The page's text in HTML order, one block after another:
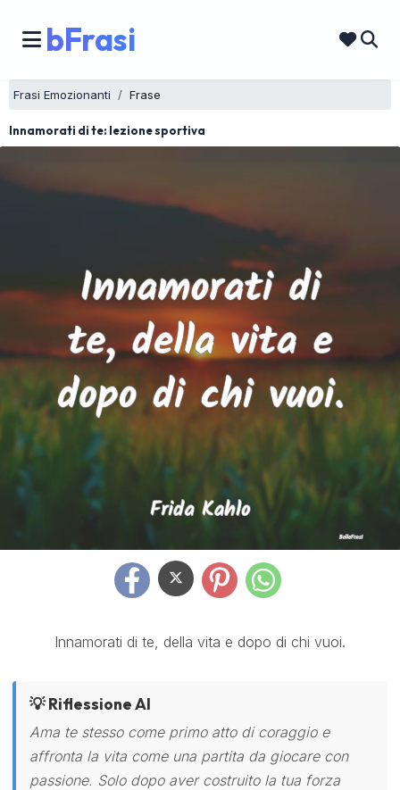
bFrasi
Frasi Emozionanti Frase
Innamorati di te: lezione sportiva
Innamorati di te, della vita e dopo di chi vuoi.
💡 Riflessione AI
Ama te stesso come primo atto di coraggio e
affronta la vita come una partita da giocare con
passione. Solo dopo aver costruito la tua forza